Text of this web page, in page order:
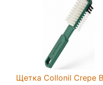
Щетка Collonil Crepe